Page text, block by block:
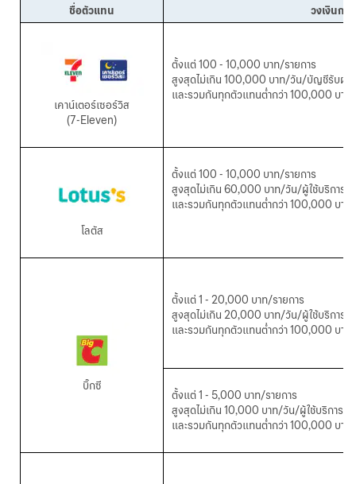
ชื่อตัวแทน วงเงินกา
เคาน์เตอร์เซอร์วิส
(7-Eleven)
ตั้งแต่100 - 10,000 บาท/รายการ
สูงสุดไม่เกิน 100,000 บาท/วัน/บัญชีรับฝา
และรวมกันทุกตัวแทนต่ำกว่า100,000 บาท
โลตัส
ตั้งแต่100 - 10,000 บาท/รายการ
สูงสุดไม่เกิน 60,000 บาท/วัน/ผู้ใช้บริการ
และรวมกันทุกตัวแทนต่ำกว่า 100,000 บาท
บิ๊กซี
ตั้งแต่ 1 - 20,000 บาท/รายการ
สูงสุดไม่เกิน 20,000 บาท/วัน/ผู้ใช้บริการ
และรวมกันทุกตัวแทนต่ำกว่า100,000 บาท
ตั้งแต่ 1 - 5,000 บาท/รายการ
สูงสุดไม่เกิน 10,000 บาท/วัน/ผู้ใช้บริการ
และรวมกันทุกตัวแทนต่ำกว่า100,000 บาท